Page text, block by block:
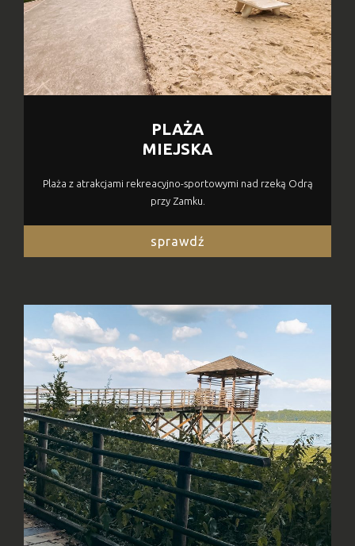
PLAŻA
MIEJSKA
Plaża z atrakcjami rekreacyjno-sportowymi nad rzeką Odrą
przy Zamku.
sprawdź